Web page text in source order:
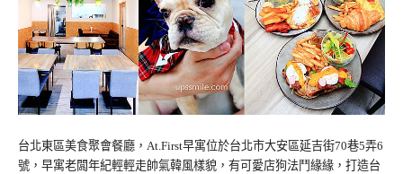
台北東區美食聚會餐廳，At.First早寓位於台北市大安區延吉街70巷5弄6
號，早寓老闆年紀輕輕走帥氣韓風樣貌，有可愛店狗法鬥緣緣，打造台